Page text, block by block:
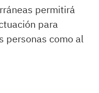
permitirá
para
personas como al